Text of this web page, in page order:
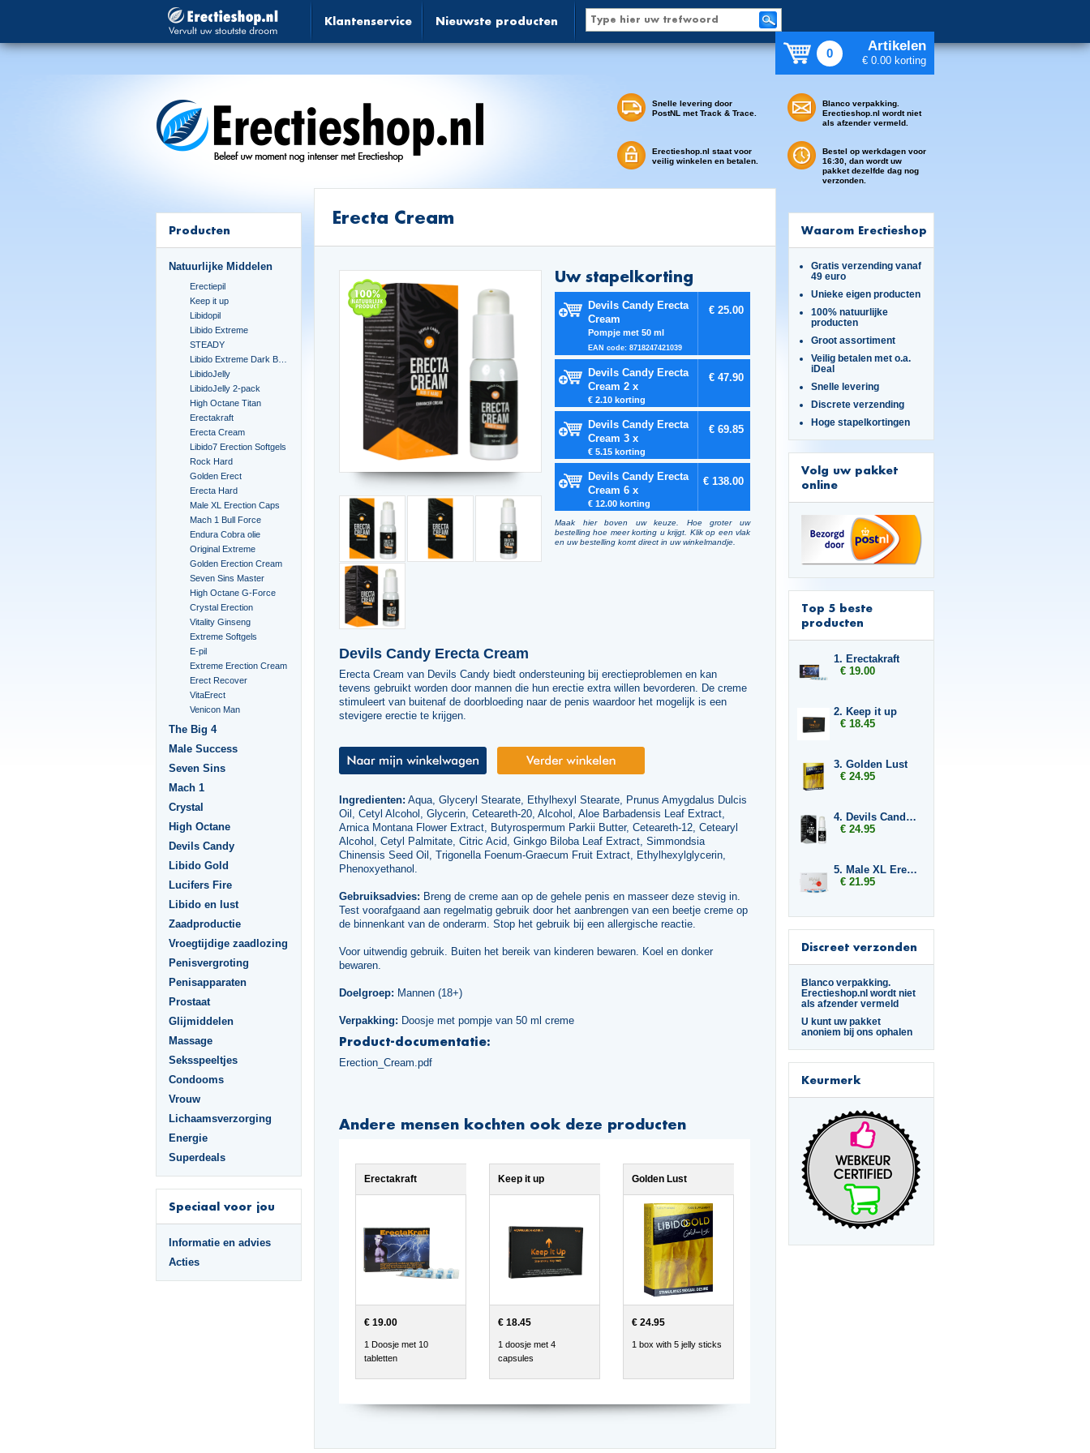
Klantenservice Nieuwste producten
0 Artikelen
€ 0.00 korting
Snelle levering door
PostNL met Track & Trace.
Erectieshop.nl staat voor
veilig winkelen en betalen.
Blanco verpakking.
Erectieshop.nl wordt niet
als afzender vermeld.
Bestel op werkdagen voor
16:30, dan wordt uw
pakket dezelfde dag nog
verzonden.
Producten
Natuurlijke Middelen
Erectiepil
Keep it up
Libidopil
Libido Extreme
STEADY
LibidoJelly
LibidoJelly 2-pack
High Octane Titan
Erectakraft
Erecta Cream
Libido7 Erection Softgels
Rock Hard
Golden Erect
Erecta Hard
Male XL Erection Caps
Mach 1 Bull Force
Endura Cobra olie
Original Extreme
Golden Erection Cream
Seven Sins Master
High Octane G-Force
Crystal Erection
Vitality Ginseng
Extreme Softgels
E-pil
Extreme Erection Cream
Erect Recover
VitaErect
Venicon Man
The Big 4
Male Success
Seven Sins
Mach 1
Crystal
High Octane
Devils Candy
Libido Gold
Lucifers Fire
Libido en lust
Zaadproductie
Vroegtijdige zaadlozing
Penisvergroting
Penisapparaten
Prostaat
Glijmiddelen
Massage
Seksspeeltjes
Condooms
Vrouw
Lichaamsverzorging
Energie
Superdeals
Speciaal voor jou
Informatie en advies
Acties
Erecta Cream
Uw stapelkorting
Devils Candy Erecta
Cream
Pompje met 50 ml
EAN code: 8718247421039
€ 25.00
Devils Candy Erecta
Cream 2 x
€ 2.10 korting
€ 47.90
Devils Candy Erecta
Cream 3 x
€ 5.15 korting
€ 69.85
Devils Candy Erecta
Cream 6 x
€ 12.00 korting
€ 138.00
Maak hier boven uw keuze. Hoe groter uw
bestelling hoe meer korting u krijgt. Klik op een vlak
en uw bestelling komt direct in uw winkelmandje.
Devils Candy Erecta Cream
Erecta Cream van Devils Candy biedt ondersteuning bij erectieproblemen en kan
tevens gebruikt worden door mannen die hun erectie extra willen bevorderen. De creme
stimuleert van buitenaf de doorbloeding naar de penis waardoor het mogelijk is een
stevigere erectie te krijgen.
Ingredienten: Aqua, Glyceryl Stearate, Ethylhexyl Stearate, Prunus Amygdalus Dulcis
Oil, Cetyl Alcohol, Glycerin, Ceteareth-20, Alcohol, Aloe Barbadensis Leaf Extract,
Arnica Montana Flower Extract, Butyrospermum Parkii Butter, Ceteareth-12, Cetearyl
Alcohol, Cetyl Palmitate, Citric Acid, Ginkgo Biloba Leaf Extract, Simmondsia
Chinensis Seed Oil, Trigonella Foenum-Graecum Fruit Extract, Ethylhexylglycerin,
Phenoxyethanol.
Gebruiksadvies: Breng de creme aan op de gehele penis en masseer deze stevig in.
Test voorafgaand aan regelmatig gebruik door het aanbrengen van een beetje creme op
de binnenkant van de onderarm. Stop het gebruik bij een allergische reactie.
Voor uitwendig gebruik. Buiten het bereik van kinderen bewaren. Koel en donker
bewaren.
Doelgroep: Mannen (18+)
Verpakking: Doosje met pompje van 50 ml creme
Product-documentatie:
Erection_Cream.pdf
Andere mensen kochten ook deze producten
Erectakraft
€ 19.00
1 Doosje met 10
tabletten
Keep it up
€ 18.45
1 doosje met 4
capsules
Golden Lust
€ 24.95
1 box with 5 jelly sticks
Waarom Erectieshop
Gratis verzending vanaf
49 euro
Unieke eigen producten
100% natuurlijke
producten
Groot assortiment
Veilig betalen met o.a.
iDeal
Snelle levering
Discrete verzending
Hoge stapelkortingen
Volg uw pakket
online
Top 5 beste
producten
1. Erectakraft
€ 19.00
2. Keep it up
€ 18.45
3. Golden Lust
€ 24.95
4. Devils Candy Ejact Delay Gel
€ 24.95
5. Male XL Erection Caps
€ 21.95
Discreet verzonden
Blanco verpakking.
Erectieshop.nl wordt niet
als afzender vermeld
U kunt uw pakket
anoniem bij ons ophalen
Keurmerk